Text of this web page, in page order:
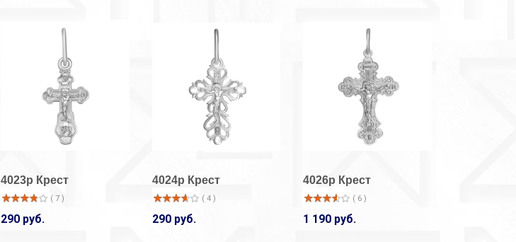
33-14001/1
33-14001/1
Кольцо
4023р Крест
( 7 )
290 руб.
4024р Крест
( 4 )
290 руб.
4026р Крест
( 6 )
1 190 руб.